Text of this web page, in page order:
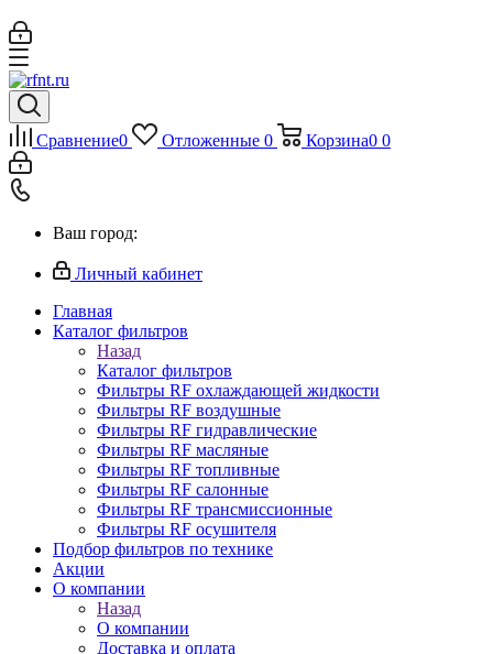
Сравнение0 Отложенные 0 Корзина0 0
Ваш город:
Личный кабинет
Главная
Каталог фильтров
Назад
Каталог фильтров
Фильтры RF охлаждающей жидкости
Фильтры RF воздушные
Фильтры RF гидравлические
Фильтры RF масляные
Фильтры RF топливные
Фильтры RF салонные
Фильтры RF трансмиссионные
Фильтры RF осушителя
Подбор фильтров по технике
Акции
О компании
Назад
О компании
Доставка и оплата